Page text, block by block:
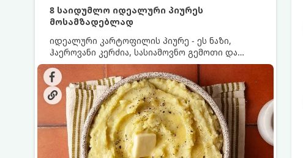
8 საიდუმლო იდეალური პიურეს
მოსამზადებლად
იდეალური კარტოფილის პიურე - ეს ნაზი,
ჰაეროვანი კერძია, სასიამოვნო გემოთი და
ნაღების-მოყვითალო ფერით. მისი მომზადება
ძალიან მარტივია, მაგრამ არსებობს რამდენიმე
საიდუმლო, რომლებიც უნდა იცოდეთ, რომ
პიურე იდეალურად გემრიელი გამოვიდეს.